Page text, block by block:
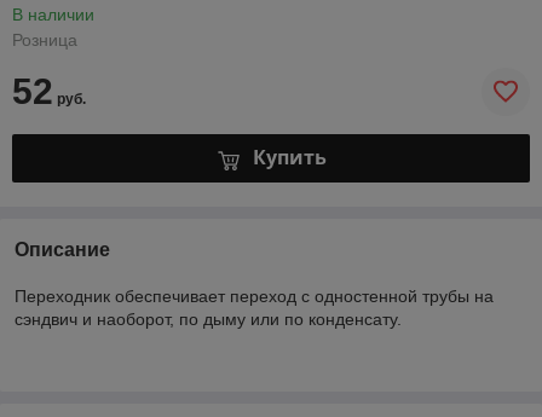
В наличии
Розница
52 руб.
Купить
Описание
Переходник обеспечивает переход с одностенной трубы на
сэндвич и наоборот, по дыму или по конденсату.